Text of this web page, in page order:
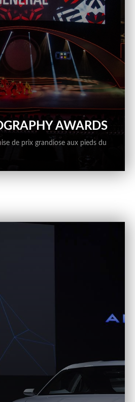
AWARDS
de prix grandiose aux pieds du